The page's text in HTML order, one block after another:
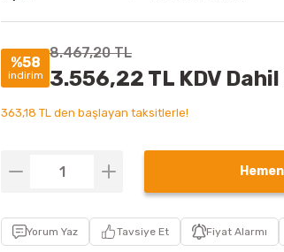
%58
indirim
8.467,20 TL
3.556,22 TL KDV Dahil
363,18 TL den başlayan taksitlerle!
Hemen
Yorum Yaz Tavsiye Et Fiyat Alarmı